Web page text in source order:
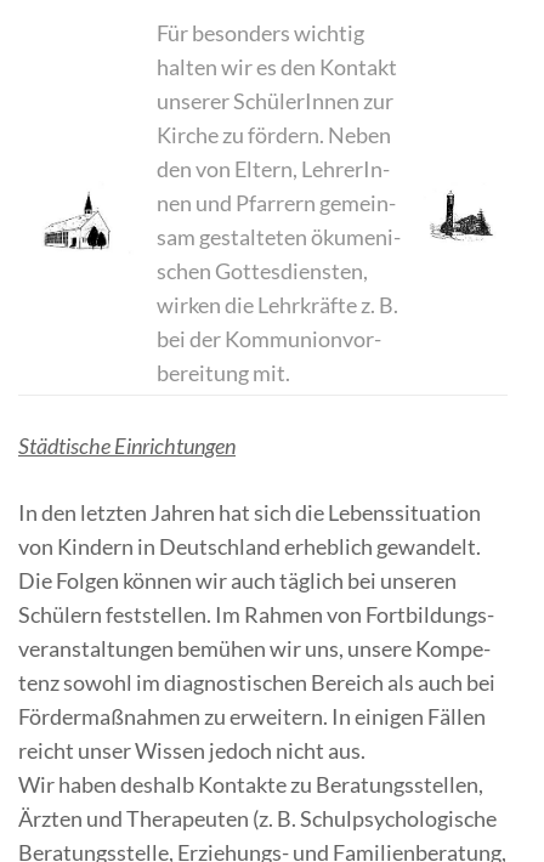
Für be­son­ders wich­tig
hal­ten wir es den Kon­takt
un­se­rer Schü­le­rIn­nen zur
Kir­che zu för­dern. Ne­ben
den von El­tern, Leh­re­rIn­
nen und Pfar­rern ge­mein­
sam ge­stal­te­ten öku­me­ni­
schen Got­tes­diens­ten,
wir­ken die Lehr­kräf­te z. B.
bei der Kom­mu­ni­on­vor­
be­rei­tung mit.
Städ­ti­sche Einrichtungen
In den letz­ten Jah­ren hat sich die Le­bens­si­tua­ti­on
von Kin­dern in Deutsch­land er­heb­lich ge­wan­delt.
Die Fol­gen kön­nen wir auch täg­lich bei un­se­ren
Schü­lern fest­stel­len. Im Rah­men von Fort­bil­dungs­
ver­an­stal­tun­gen be­mü­hen wir uns, un­se­re Kom­pe­
tenz so­wohl im dia­gnos­ti­schen Be­reich als auch bei
För­der­maß­nah­men zu er­wei­tern. In ei­ni­gen Fäl­len
reicht un­ser Wis­sen je­doch nicht aus.
Wir ha­ben des­halb Kon­tak­te zu Be­ra­tungs­stel­len,
Ärz­ten und The­ra­peu­ten (z. B. Schul­psy­cho­lo­gi­sche
Be­ra­tungs­stel­le, Er­zie­hungs- und Fa­mi­li­en­be­ra­tung,